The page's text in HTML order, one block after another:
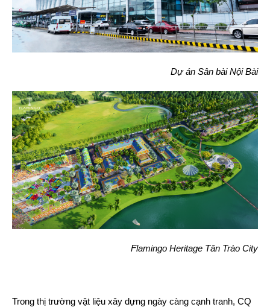
Dự án Sân bài Nội Bài
Flamingo Heritage Tân Trào City
Trong thị trường vật liệu xây dựng ngày càng cạnh tranh, CQ